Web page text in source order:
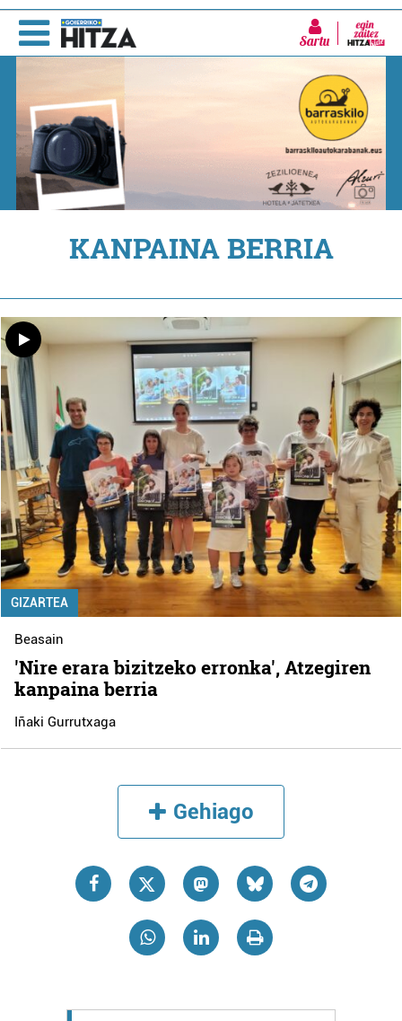
Sartu
KANPAINA BERRIA
GIZARTEA
Beasain
'Nire erara bizitzeko erronka', Atzegiren
kanpaina berria
Iñaki Gurrutxaga
Gehiago